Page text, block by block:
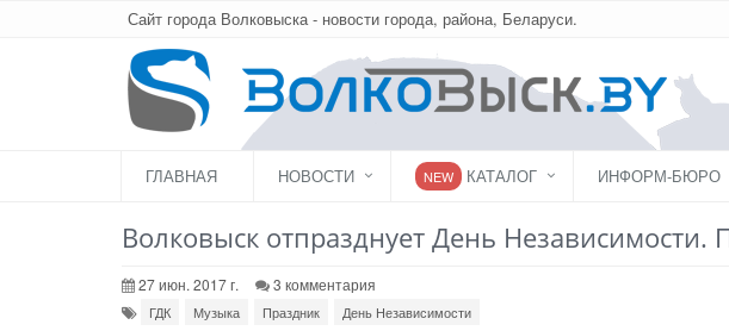
Сайт города Волковыска - новости города, района, Беларуси.
ГЛАВНАЯ НОВОСТИ NEW КАТАЛОГ ИНФОРМ-БЮРО
Волковыск отпразднует День
27 июн. 2017 г. 3 комментария
ГДК Музыка Праздник День Независимости